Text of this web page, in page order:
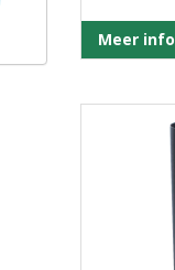
Meer info